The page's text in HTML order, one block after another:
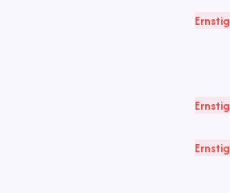
Ernstig
Ernstig
Ernstig